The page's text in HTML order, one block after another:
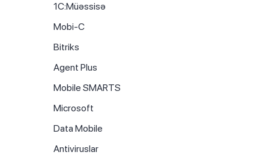
1C:Müəssisə
Mobi-C
Bitriks
Agent Plus
Mobile SMARTS
Microsoft
Data Mobile
Antiviruslar